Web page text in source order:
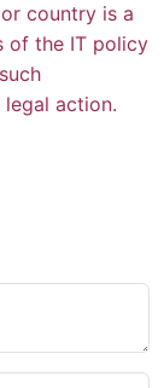
country is a
of the IT policy
action.